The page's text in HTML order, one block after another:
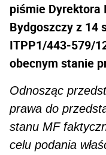
piśmie Dyrektora
Bydgoszczy z 14
ITPP1/443-579/
obecnym stanie
Odnosząc
prawa do
stanu MF
celu podania